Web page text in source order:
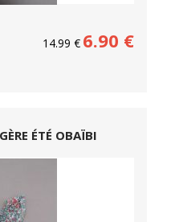
14.99 € 6.90 €
ÉTÉ OBAÏBI